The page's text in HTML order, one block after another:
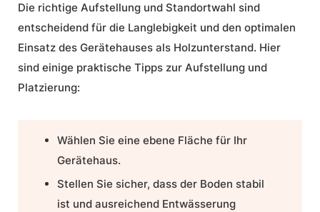
Die richtige Aufstellung und Standortwahl sind
entscheidend für die Langlebigkeit und den optimalen
Einsatz des Gerätehauses als Holzunterstand. Hier
sind einige praktische Tipps zur Aufstellung und
Platzierung:
Wählen Sie eine ebene Fläche für Ihr
Gerätehaus.
Stellen Sie sicher, dass der Boden stabil
ist und ausreichend Entwässerung